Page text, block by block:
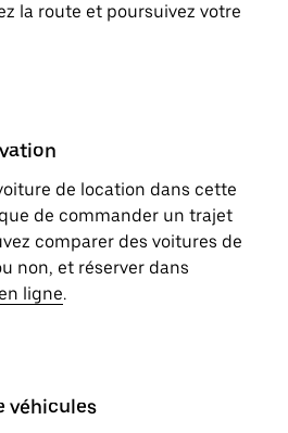
la route et poursuivez votre
de location dans cette
de commander un trajet
comparer des voitures de
non, et réserver dans
en ligne.
véhicules